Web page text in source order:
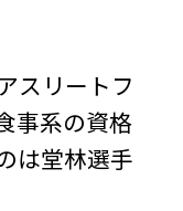
スリートフ
事系の資格
は堂林選手